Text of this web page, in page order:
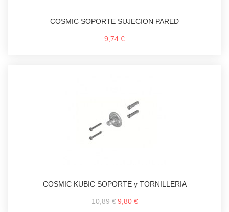
COSMIC SOPORTE SUJECION PARED
9,74 €
COSMIC KUBIC SOPORTE y TORNILLERIA
10,89 € 9,80 €